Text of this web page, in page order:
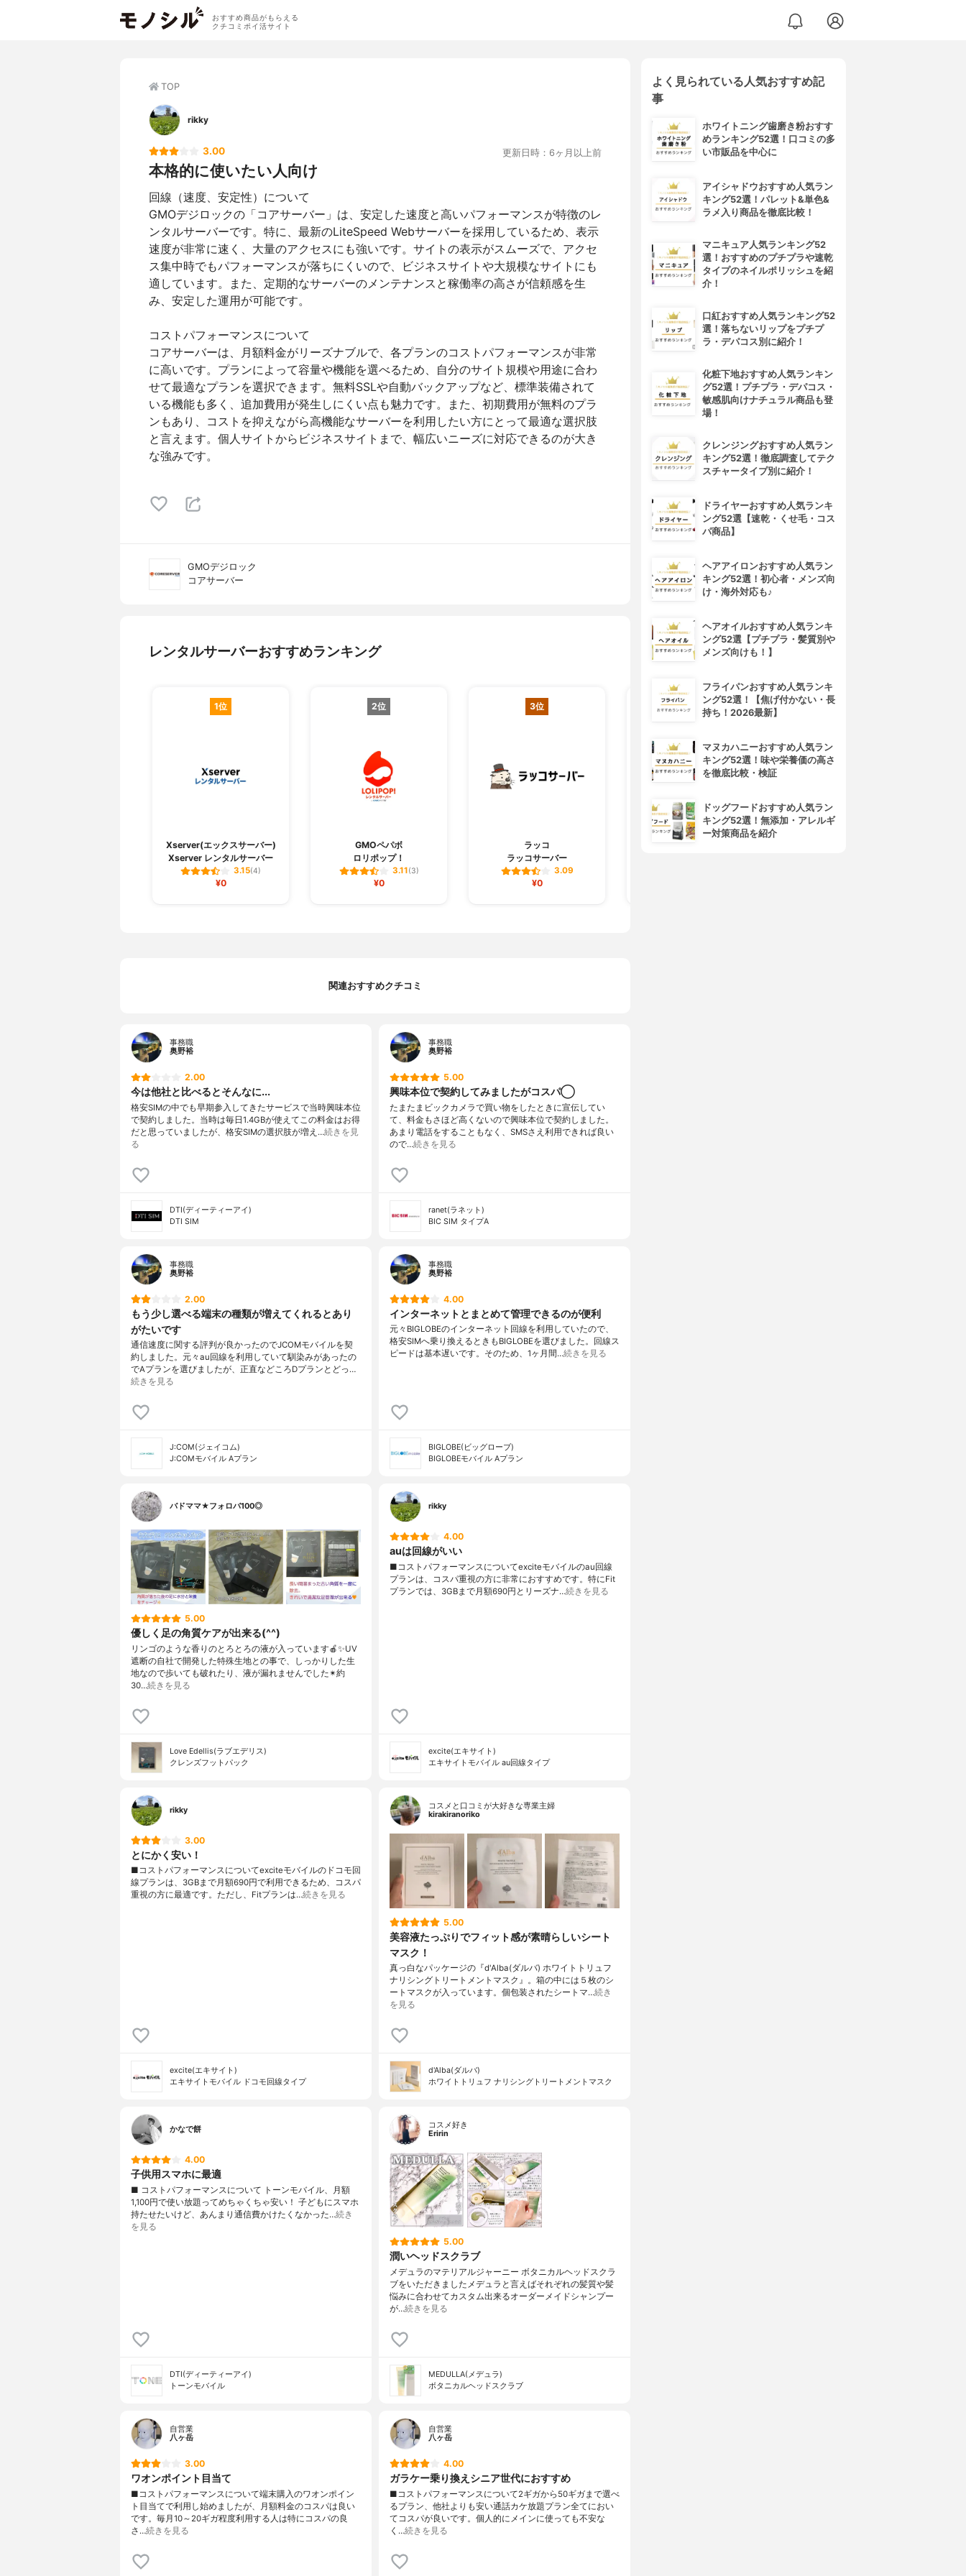
おすすめ商品がもらえる
クチコミポイ活サイト
TOP
rikky
3.00 更新日時：6ヶ月以上前
本格的に使いたい人向け
回線（速度、安定性）について
GMOデジロックの「コアサーバー」は、安定した速度と高いパフォーマンスが特徴のレ
ンタルサーバーです。特に、最新のLiteSpeed Webサーバーを採用しているため、表示
速度が非常に速く、大量のアクセスにも強いです。サイトの表示がスムーズで、アクセ
ス集中時でもパフォーマンスが落ちにくいので、ビジネスサイトや大規模なサイトにも
適しています。また、定期的なサーバーのメンテナンスと稼働率の高さが信頼感を生
み、安定した運用が可能です。
コストパフォーマンスについて
コアサーバーは、月額料金がリーズナブルで、各プランのコストパフォーマンスが非常
に高いです。プランによって容量や機能を選べるため、自分のサイト規模や用途に合わ
せて最適なプランを選択できます。無料SSLや自動バックアップなど、標準装備されて
いる機能も多く、追加費用が発生しにくい点も魅力です。また、初期費用が無料のプラ
ンもあり、コストを抑えながら高機能なサーバーを利用したい方にとって最適な選択肢
と言えます。個人サイトからビジネスサイトまで、幅広いニーズに対応できるのが大き
な強みです。
GMOデジロック
コアサーバー
レンタルサーバーおすすめランキング
1位
Xserver(エックスサーバー)
Xserver レンタルサーバー
3.15(4)
¥0
2位
GMOペパボ
ロリポップ！
3.11(3)
¥0
3位
ラッコ
ラッコサーバー
3.09
¥0
4位
関連おすすめクチコミ
事務職
奥野裕
2.00
今は他社と比べるとそんなに...
格安SIMの中でも早期参入してきたサービスで当時興味本位
で契約しました。当時は毎日1.4GBが使えてこの料金はお得
だと思っていましたが、格安SIMの選択肢が増え…続きを見
る
DTI(ディーティーアイ)
DTI SIM
事務職
奥野裕
5.00
興味本位で契約してみましたがコスパ◯
たまたまビックカメラで買い物をしたときに宣伝してい
て、料金もさほど高くないので興味本位で契約しました。
あまり電話をすることもなく、SMSさえ利用できれば良い
ので…続きを見る
ranet(ラネット)
BIC SIM タイプA
事務職
奥野裕
2.00
もう少し選べる端末の種類が増えてくれるとあり
がたいです
通信速度に関する評判が良かったのでJCOMモバイルを契
約しました。元々au回線を利用していて馴染みがあったの
でAプランを選びましたが、正直などころDプランとどっ…
続きを見る
J:COM(ジェイコム)
J:COMモバイル Aプラン
事務職
奥野裕
4.00
インターネットとまとめて管理できるのが便利
元々BIGLOBEのインターネット回線を利用していたので、
格安SIMへ乗り換えるときもBIGLOBEを選びました。回線ス
ピードは基本遅いです。そのため、1ヶ月間…続きを見る
BIGLOBE(ビッグローブ)
BIGLOBEモバイル Aプラン
バドママ★フォロバ100◎
5.00
優しく足の角質ケアが出来る(^^)
リンゴのような香りのとろとろの液が入っています🍎✨UV
遮断の自社で開発した特殊生地との事で、しっかりした生
地なので歩いても破れたり、液が漏れませんでした✴約
30…続きを見る
Love Edellis(ラブエデリス)
クレンズフットパック
rikky
4.00
auは回線がいい
■コストパフォーマンスについてexciteモバイルのau回線
プランは、コスパ重視の方に非常におすすめです。特にFit
プランでは、3GBまで月額690円とリーズナ…続きを見る
excite(エキサイト)
エキサイトモバイル au回線タイプ
rikky
3.00
とにかく安い！
■コストパフォーマンスについてexciteモバイルのドコモ回
線プランは、3GBまで月額690円で利用できるため、コスパ
重視の方に最適です。ただし、Fitプランは…続きを見る
excite(エキサイト)
エキサイトモバイル ドコモ回線タイプ
コスメと口コミが大好きな専業主婦
kirakiranoriko
5.00
美容液たっぷりでフィット感が素晴らしいシート
マスク！
真っ白なパッケージの『d'Alba(ダルバ) ホワイトトリュフ
ナリシングトリートメントマスク』。箱の中には５枚のシ
ートマスクが入っています。個包装されたシートマ…続き
を見る
d'Alba(ダルバ)
ホワイトトリュフ ナリシングトリートメントマスク
かなで餅
4.00
子供用スマホに最適
■ コストパフォーマンスについて トーンモバイル、月額
1,100円で使い放題ってめちゃくちゃ安い！ 子どもにスマホ
持たせたいけど、あんまり通信費かけたくなかった…続き
を見る
DTI(ディーティーアイ)
トーンモバイル
コスメ好き
Eririn
5.00
潤いヘッドスクラブ
メデュラのマテリアルジャーニー ボタニカルヘッドスクラ
ブをいただきましたメデュラと言えばそれぞれの髪質や髪
悩みに合わせてカスタム出来るオーダーメイドシャンプー
が…続きを見る
MEDULLA(メデュラ)
ボタニカルヘッドスクラブ
自営業
八ヶ岳
3.00
ワオンポイント目当て
■コストパフォーマンスについて端末購入のワオンポイン
ト目当てで利用し始めましたが、月額料金のコスパは良い
です。毎月10～20ギガ程度利用する人は特にコスパの良
さ…続きを見る
自営業
八ヶ岳
4.00
ガラケー乗り換えシニア世代におすすめ
■コストパフォーマンスについて2ギガから50ギガまで選べ
るプラン、他社よりも安い通話カケ放題プラン全てにおい
てコスパが良いです。個人的にメインに使っても不安な
く…続きを見る
よく見られている人気おすすめ記
事
ホワイトニング歯磨き粉おすす
めランキング52選！口コミの多
い市販品を中心に
アイシャドウおすすめ人気ラン
キング52選！パレット&単色&
ラメ入り商品を徹底比較！
マニキュア人気ランキング52
選！おすすめのプチプラや速乾
タイプのネイルポリッシュを紹
介！
口紅おすすめ人気ランキング52
選！落ちないリップをプチプ
ラ・デパコス別に紹介！
化粧下地おすすめ人気ランキン
グ52選！プチプラ・デパコス・
敏感肌向けナチュラル商品も登
場！
クレンジングおすすめ人気ラン
キング52選！徹底調査してテク
スチャータイプ別に紹介！
ドライヤーおすすめ人気ランキ
ング52選【速乾・くせ毛・コス
パ商品】
ヘアアイロンおすすめ人気ラン
キング52選！初心者・メンズ向
け・海外対応も♪
ヘアオイルおすすめ人気ランキ
ング52選【プチプラ・髪質別や
メンズ向けも！】
フライパンおすすめ人気ランキ
ング52選！【焦げ付かない・長
持ち！2026最新】
マヌカハニーおすすめ人気ラン
キング52選！味や栄養価の高さ
を徹底比較・検証
ドッグフードおすすめ人気ラン
キング52選！無添加・アレルギ
ー対策商品を紹介